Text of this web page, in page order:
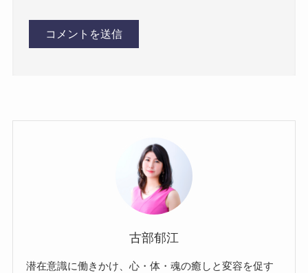
古部郁江
潜在意識に働きかけ、心・体・魂の癒しと変容を促す